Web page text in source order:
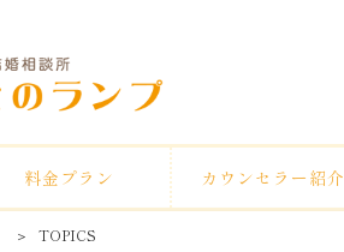
料金プラン カウンセラー紹介
＞ TOPICS